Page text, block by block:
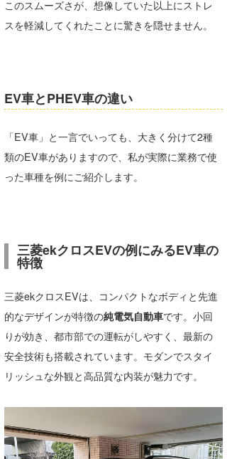
このスムーズさが、想像していた以上にストレ
スを軽減してくれたことに驚きを隠せません。
EV車とPHEV車の違い
「EV車」と一言でいっても、大きく分けて2種
類のEV車がありますので、私が実際に業務で使
った車種を例にご紹介します。
三菱ekクロスEVの例にみるEV車の
特徴
三菱ekクロスEVは、コンパクトなボディと先進
的なデザインが特徴の純電気自動車です。小回
りが効き、都市部での運転がしやすく、最新の
安全技術も搭載されています。モダンでスタイ
リッシュな外観と高品質な内装が魅力です。